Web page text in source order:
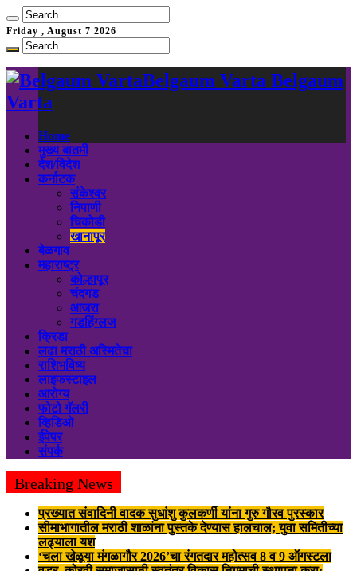
Friday , August 7 2026
Belgaum Varta Belgaum
Varta
Home
मुख्य बातमी
देश/विदेश
कर्नाटक
संकेश्वर
निपाणी
चिकोडी
खानापूर
बेळगाव
महाराष्ट्र
कोल्हापूर
चंदगड
आजरा
गडहिंग्लज
क्रिडा
लढा मराठी अस्मितेचा
राशिभविष्य
लाइफस्टाइल
आरोग्य
फोटो गॅलरी
व्हिडिओ
ईपेपर
संपर्क
Breaking News
प्रख्यात संवादिनी वादक सुधांशु कुलकर्णी यांना गुरु गौरव पुरस्कार
सीमाभागातील मराठी शाळांना पुस्तके देण्यास हालचाल; युवा समितीच्या
लढ्याला यश
‘चला खेळूया मंगळागौर 2026’चा रंगतदार महोत्सव 8 व 9 ऑगस्टला